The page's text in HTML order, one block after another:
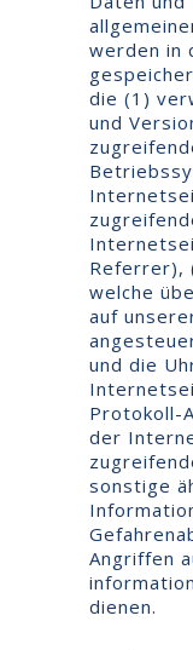
werden in
die (1)
und
Referrer),
welche
auf
und die
Protokoll-
der
sonstige
Angriffen
dienen.